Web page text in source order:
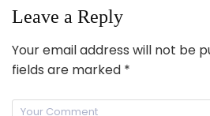
Leave a Reply
Your email address will not be
fields are marked *